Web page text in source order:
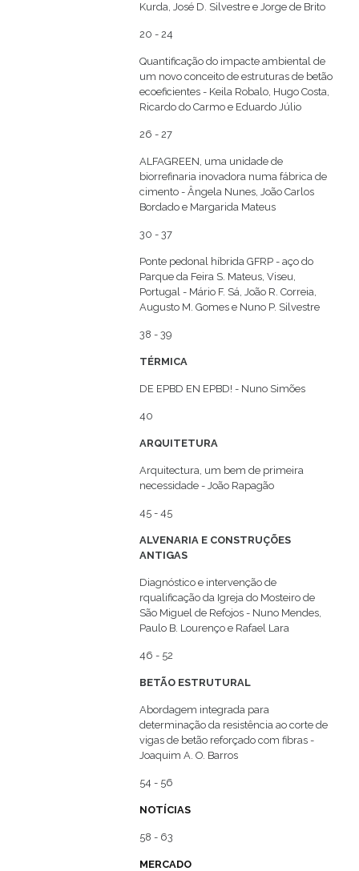
Kurda, José D. Silvestre e Jorge de Brito
20 - 24
Quantificação do impacte ambiental de
um novo conceito de estruturas de betão
ecoeficientes - Keila Robalo, Hugo Costa,
Ricardo do Carmo e Eduardo Júlio
26 - 27
ALFAGREEN, uma unidade de
biorrefinaria inovadora numa fábrica de
cimento - Ângela Nunes, João Carlos
Bordado e Margarida Mateus
30 - 37
Ponte pedonal híbrida GFRP - aço do
Parque da Feira S. Mateus, Viseu,
Portugal - Mário F. Sá, João R. Correia,
Augusto M. Gomes e Nuno P. Silvestre
38 - 39
TÉRMICA
DE EPBD EN EPBD! - Nuno Simões
40
ARQUITETURA
Arquitectura, um bem de primeira
necessidade - João Rapagão
45 - 45
ALVENARIA E CONSTRUÇÕES
ANTIGAS
Diagnóstico e intervenção de
rqualificação da Igreja do Mosteiro de
São Miguel de Refojos - Nuno Mendes,
Paulo B. Lourenço e Rafael Lara
46 - 52
BETÃO ESTRUTURAL
Abordagem integrada para
determinação da resistência ao corte de
vigas de betão reforçado com fibras -
Joaquim A. O. Barros
54 - 56
NOTÍCIAS
58 - 63
MERCADO